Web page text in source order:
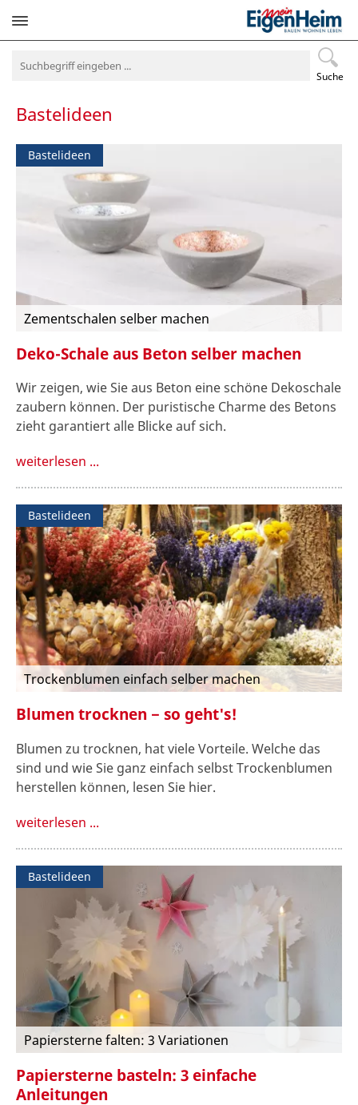
Suche
Navigation
Bastelideen
Bastelideen
Zementschalen selber machen
Deko-Schale aus Beton selber machen
Wir zeigen, wie Sie aus Beton eine schöne Dekoschale
zaubern können. Der puristische Charme des Betons
zieht garantiert alle Blicke auf sich.
weiterlesen ...
Bastelideen
Trockenblumen einfach selber machen
Blumen trocknen − so geht's!
Blumen zu trocknen, hat viele Vorteile. Welche das
sind und wie Sie ganz einfach selbst Trockenblumen
herstellen können, lesen Sie hier.
weiterlesen ...
Bastelideen
Papiersterne falten: 3 Variationen
Papiersterne basteln: 3 einfache
Anleitungen